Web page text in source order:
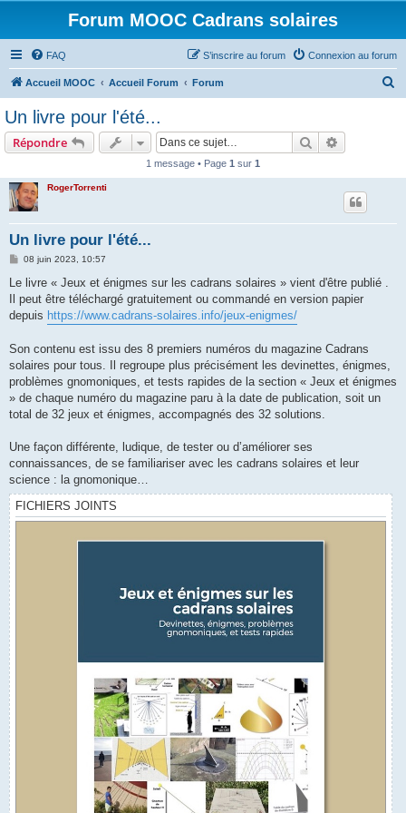
Forum MOOC Cadrans solaires
FAQ Connexion au forum
S’inscrire au forum
Accueil MOOC Accueil Forum Forum
Un livre pour l'été...
Répondre Rechercher
1 message • Page 1 sur 1
RogerTorrenti
Un livre pour l'été...
M
s
a
g
e
08 juin 2023, 10:57
Le livre « Jeux et énigmes sur les cadrans solaires » vient d'être publié .
Il peut être téléchargé gratuitement ou commandé en version papier
depuis https://www.cadrans-solaires.info/jeux-enigmes/
Son contenu est issu des 8 premiers numéros du magazine Cadrans
solaires pour tous. Il regroupe plus précisément les devinettes, énigmes,
problèmes gnomoniques, et tests rapides de la section « Jeux et énigmes
» de chaque numéro du magazine paru à la date de publication, soit un
total de 32 jeux et énigmes, accompagnés des 32 solutions.
Une façon différente, ludique, de tester ou d’améliorer ses
connaissances, de se familiariser avec les cadrans solaires et leur
science : la gnomonique…
FICHIERS JOINTS